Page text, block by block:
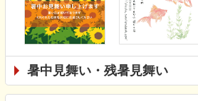
暑中見舞い・残暑見舞い